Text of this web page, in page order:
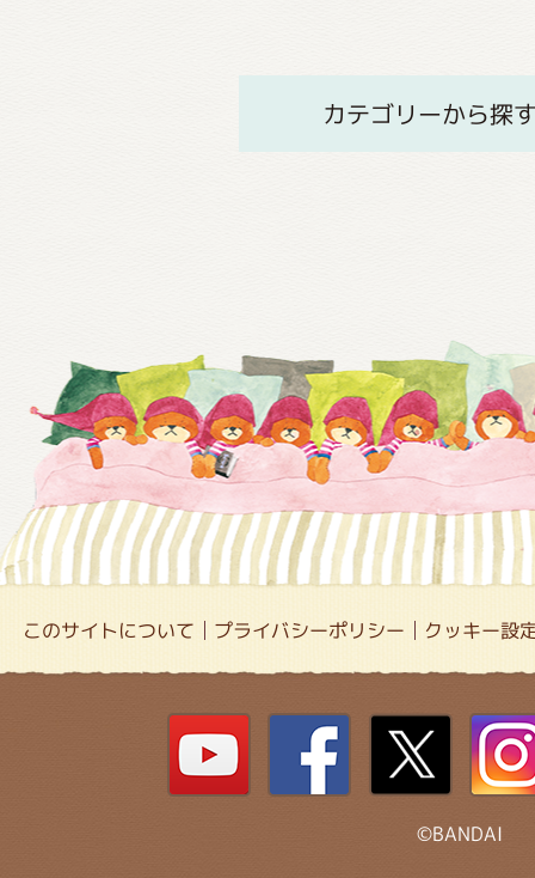
カテゴリーから探
このサイトについて プライバシーポリシー クッキー設
©BANDAI